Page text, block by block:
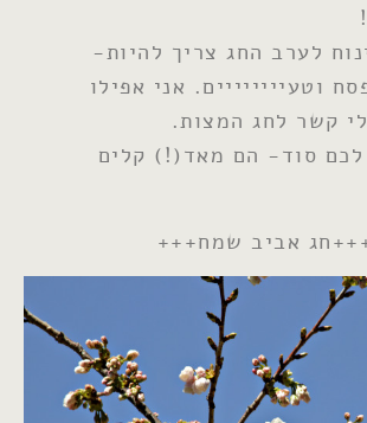
לערב החג צריך להיות-
וטעיייייייים. אני אפילו
קשר לחג המצות.
לכם סוד- הם מאד(!) קלים
אביב שמח+++